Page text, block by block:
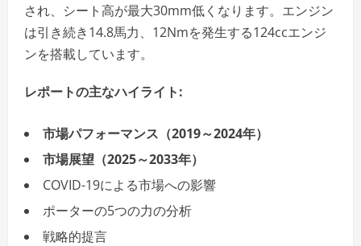
され、シート高が最大30mm低くなります。エンジン
は引き続き14.8馬力、12Nmを発生する124ccエンジ
ンを搭載しています。
レポートの主なハイライト:
市場パフォーマンス（2019～2024年）
市場展望（2025～2033年）
COVID-19による市場への影響
ポーターの5つの力の分析
戦略的提言